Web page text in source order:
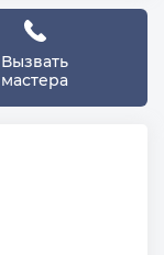
Вызвать
мастера